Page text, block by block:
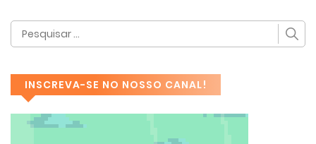
INSCREVA-SE NO NOSSO CANAL!